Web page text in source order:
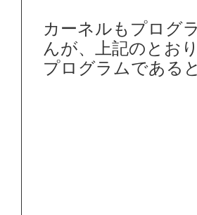
カーネルもプログ
んが、上記のとお
プログラムである